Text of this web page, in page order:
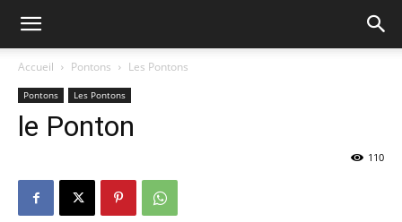
Accueil Pontons Les Pontons
Pontons Les Pontons
le Ponton
110